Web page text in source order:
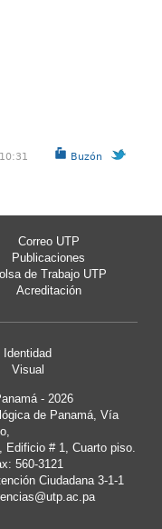
Buzón
Correo UTP
Publicaciones
de Trabajo UTP
Acreditación
Identidad
Visual
- 2026
de Panamá, Vía
Edificio # 1, Cuarto piso.
560-3121
Ciudadana 3-1-1